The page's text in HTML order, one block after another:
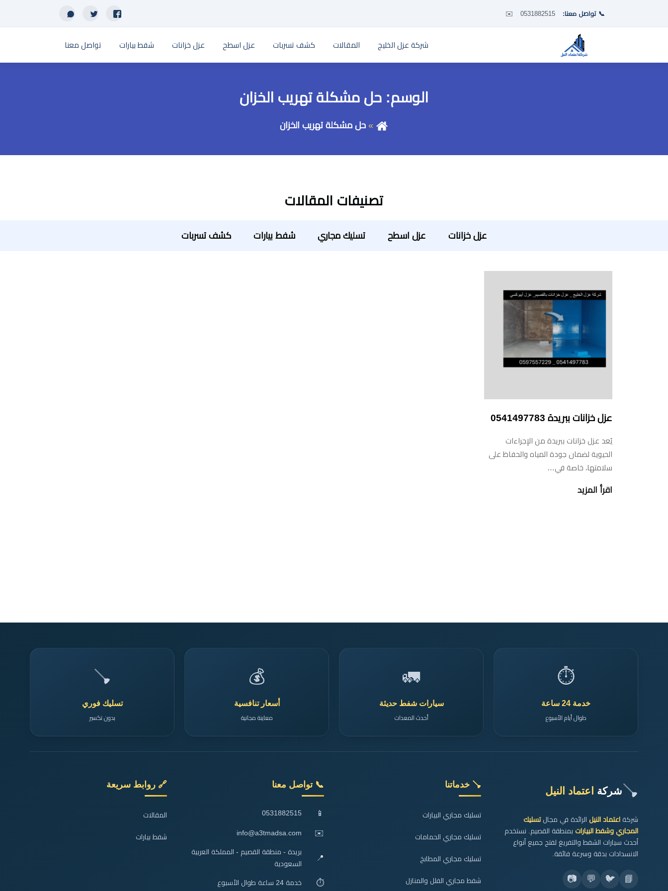
📞 تواصل معنا: 0531882515
✉️
شركة عزل الخليج المقالات كشف تسربات عزل اسطح عزل خزانات شفط بيارات تواصل معنا
الوسم: حل مشكلة تهريب الخزان
حل مشكلة تهريب الخزان
تصنيفات المقالات
عزل خزانات عزل اسطح تسليك مجاري شفط بيارات كشف تسربات
عزل خزانات ببريدة 0541497783
يُعد عزل خزانات ببريدة من الإجراءات
الحيوية لضمان جودة المياه والحفاظ على
سلامتها، خاصة في…
اقرأ المزيد
⏱️
خدمة 24 ساعة
طوال أيام الأسبوع
🚛
سيارات شفط حديثة
أحدث المعدات
💰
أسعار تنافسية
معاينة مجانية
🪠
تسليك فوري
بدون تكسير
🪠شركة اعتماد النيل
شركة اعتماد النيل الرائدة في مجالتسليك
المجاري وشفط البيارات بمنطقة القصيم. نستخدم
أحدث سيارات الشفط والتفريغ لفتح جميع أنواع
الانسدادات بدقة وسرعة فائقة.
📘
🐦
💬
📷
🪠 خدماتنا
تسليك مجاري البيارات
تسليك مجاري الحمامات
تسليك مجاري المطابخ
شفط مجاري الفلل والمنازل
📞 تواصل معنا
📱
0531882515
✉️
info@a3tmadsa.com
📍
بريدة - منطقة القصيم - المملكة العربية
السعودية
⏱️ خدمة 24 ساعة طوال الأسبوع
🔗 روابط سريعة
المقالات
شفط بيارات